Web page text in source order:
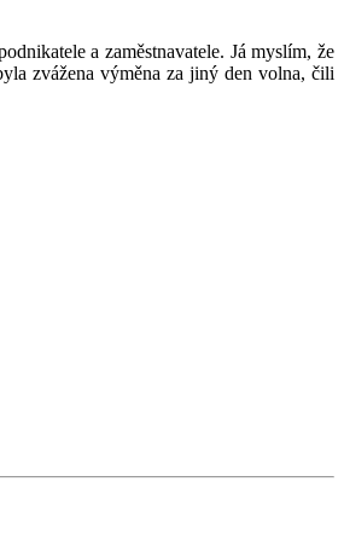
a zaměstnavatele. Já myslím, že
zvážena výměna za jiný den volna, čili